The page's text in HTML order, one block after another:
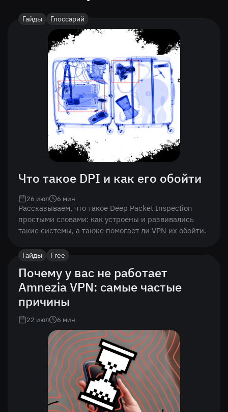
Гайды Глоссарий
Что такое DPI и как его обойти
Рассказываем, что такое Deep Packet Inspection
простыми словами: как устроены и развивались
такие системы, а также помогает ли VPN их обойти.
26 июл 6 мин
Гайды Free
Почему у вас не работает
Amnezia VPN: самые частые
причины
22 июл 6 мин